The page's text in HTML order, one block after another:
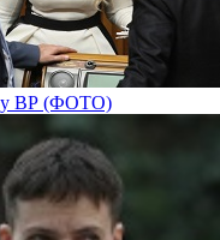
у ВР (ФОТО)